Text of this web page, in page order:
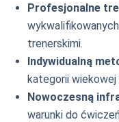
Profesjonalne
trenerskimi.
Indywidualną
kategorii wiekowej
Nowoczesną
warunki do